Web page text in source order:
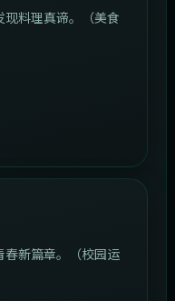
料理真谛。（美食
春新篇章。（校园运